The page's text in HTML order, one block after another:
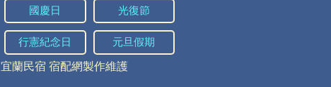
國慶日 光復節
行憲紀念日 元旦假期
宜蘭民宿 宿配網製作維護